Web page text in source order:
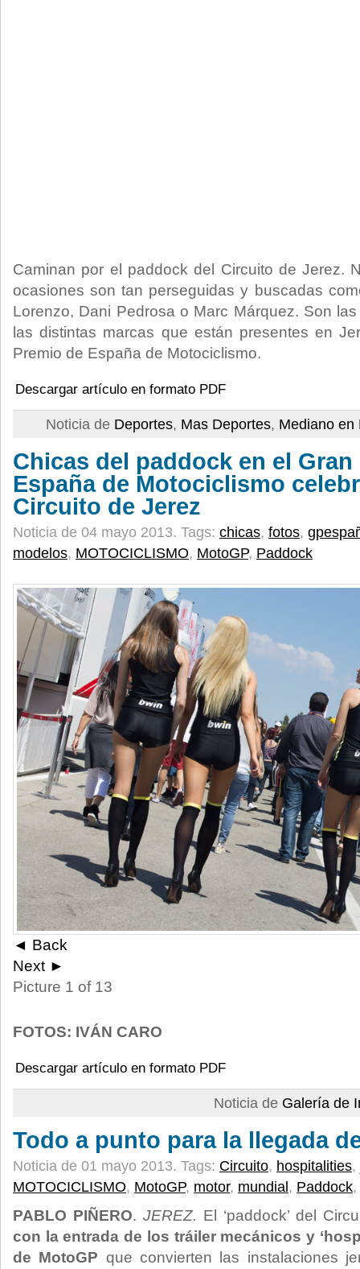
Caminan por el paddock del Circuito de Jerez.
ocasiones son tan perseguidas y buscadas
Lorenzo, Dani Pedrosa o Marc Márquez. Son
las distintas marcas que están presentes en
Premio de España de Motociclismo.
Descargar artículo en formato PDF
Noticia de Deportes, Mas Deportes, Mediano en
Chicas del paddock en el Gran
España de Motociclismo
Circuito de Jerez
Noticia de 04 mayo 2013. Tags: chicas, fotos,
modelos, MOTOCICLISMO, MotoGP, Paddock
◄ Back
Next ►
Picture 1 of 13
FOTOS: IVÁN CARO
Descargar artículo en formato PDF
Noticia de Galería de
Todo a punto para la llegada
Noticia de 01 mayo 2013. Tags: Circuito, hospitalities,
MOTOCICLISMO, MotoGP, motor, mundial , Paddock,
PABLO PIÑERO. JEREZ. El ‘paddock’ del
con la entrada de los tráiler mecánicos y
de MotoGP que convierten las instalaciones